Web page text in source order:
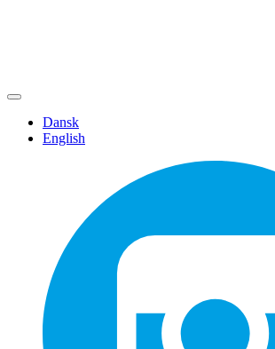
Dansk
English